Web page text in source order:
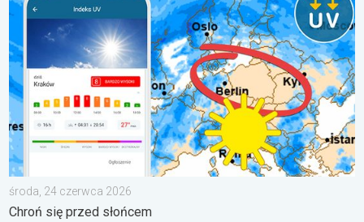
środa, 24 czerwca 2026
Chroń się przed słońcem